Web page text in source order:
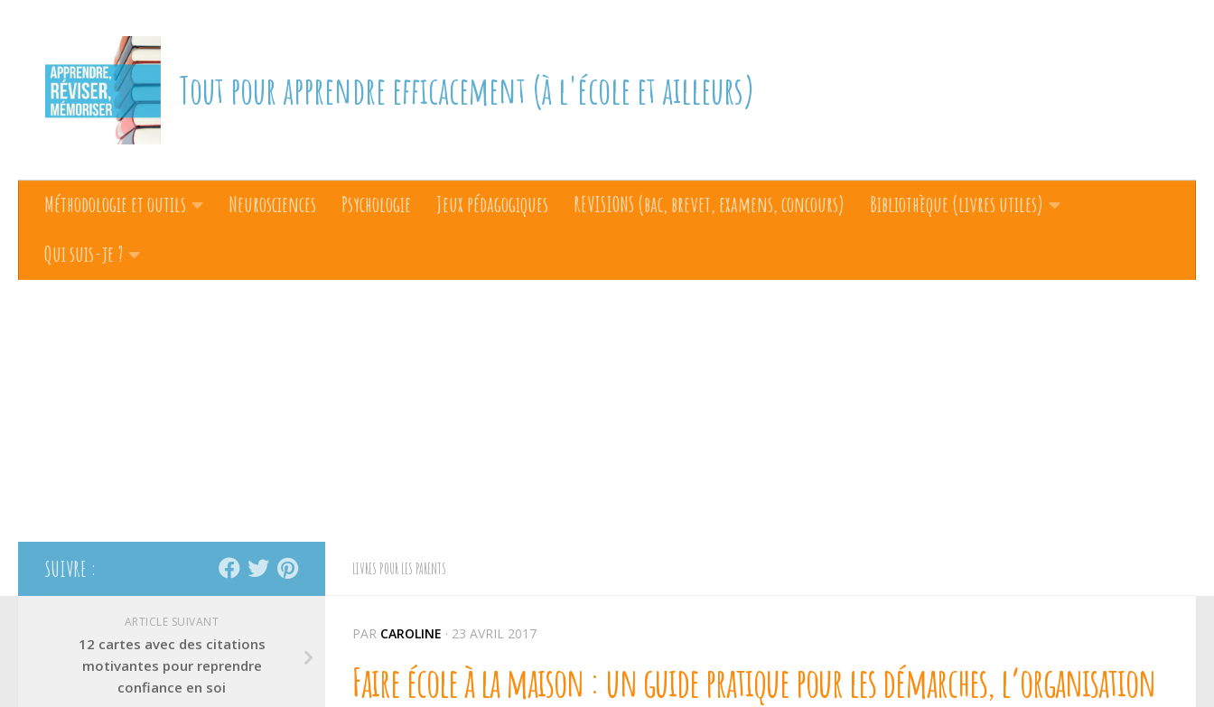
Tout pour apprendre efficacement (à l'école et ailleurs)
Méthodologie et outils Neurosciences Psychologie Jeux pédagogiques REVISIONS (bac, brevet, examens, concours)
Bibliothèque (livres utiles)
Qui suis-je ?
LIVRES POUR LES PARENTS
PAR CAROLINE · 23 AVRIL 2017
Faire école à la maison : un guide pratique pour les démarches, l’organisation
SUIVRE :
ARTICLE SUIVANT
12 cartes avec des citations
motivantes pour reprendre
confiance en soi